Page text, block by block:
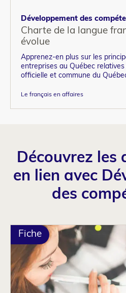
Développement des
Charte de la langue
évolue
Apprenez-en plus sur les
entreprises au Québec
officielle et commune du
Le français en affaires
Découvrez les
en lien avec
des
Fiche